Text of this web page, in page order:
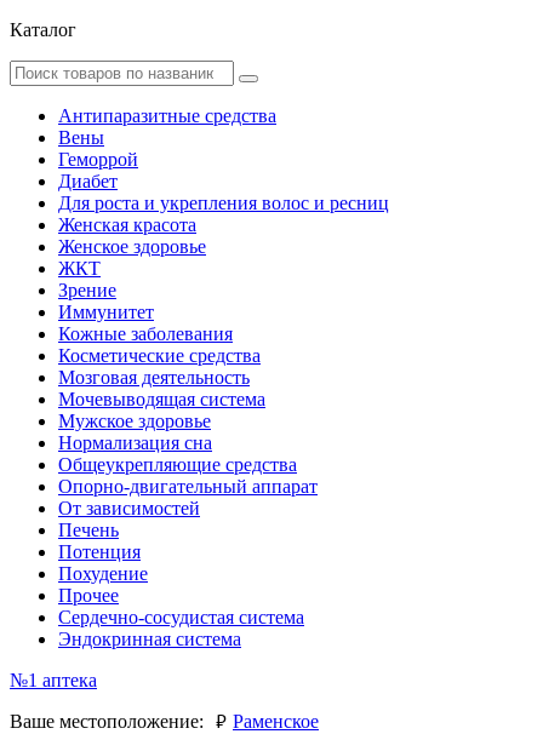
Каталог
Антипаразитные средства
Вены
Геморрой
Диабет
Для роста и укрепления волос и ресниц
Женская красота
Женское здоровье
ЖКТ
Зрение
Иммунитет
Кожные заболевания
Косметические средства
Мозговая деятельность
Мочевыводящая система
Мужское здоровье
Нормализация сна
Общеукрепляющие средства
Опорно-двигательный аппарат
От зависимостей
Печень
Потенция
Похудение
Прочее
Сердечно-сосудистая система
Эндокринная система
№1 аптека
Ваше местоположение:
руб. Раменское